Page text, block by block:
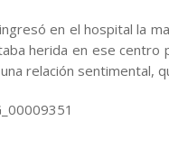
en el hospital la
herida en ese
relación sentimental,